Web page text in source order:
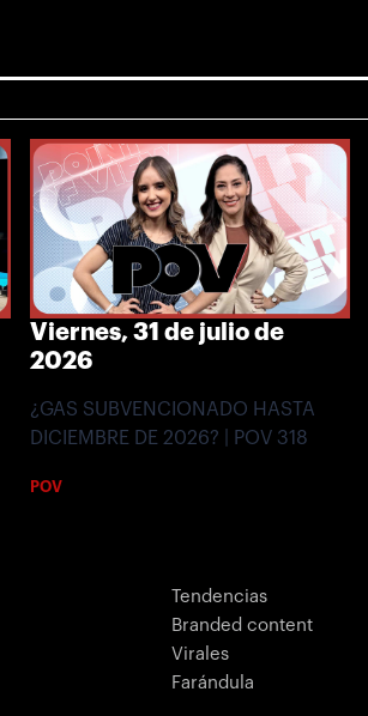
Viernes, 31 de julio de
2026
¿GAS SUBVENCIONADO HASTA
DICIEMBRE DE 2026? | POV 318
POV
Tendencias
Branded content
Virales
Farándula